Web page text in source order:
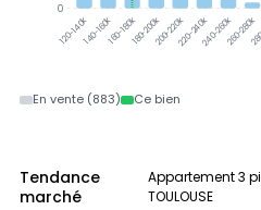
120-140k140-160k160-180k180-200k200-220k220-240k240-260k260-280k
0
En vente (883) Ce bien
Tendance
marché
Appartement 3
TOULOUSE